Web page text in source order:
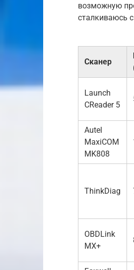
возможную
сталкиваюсь
Сканер
Launch
CReader 5
Autel
MaxiCOM
MK808
ThinkDiag
OBDLink
MX+